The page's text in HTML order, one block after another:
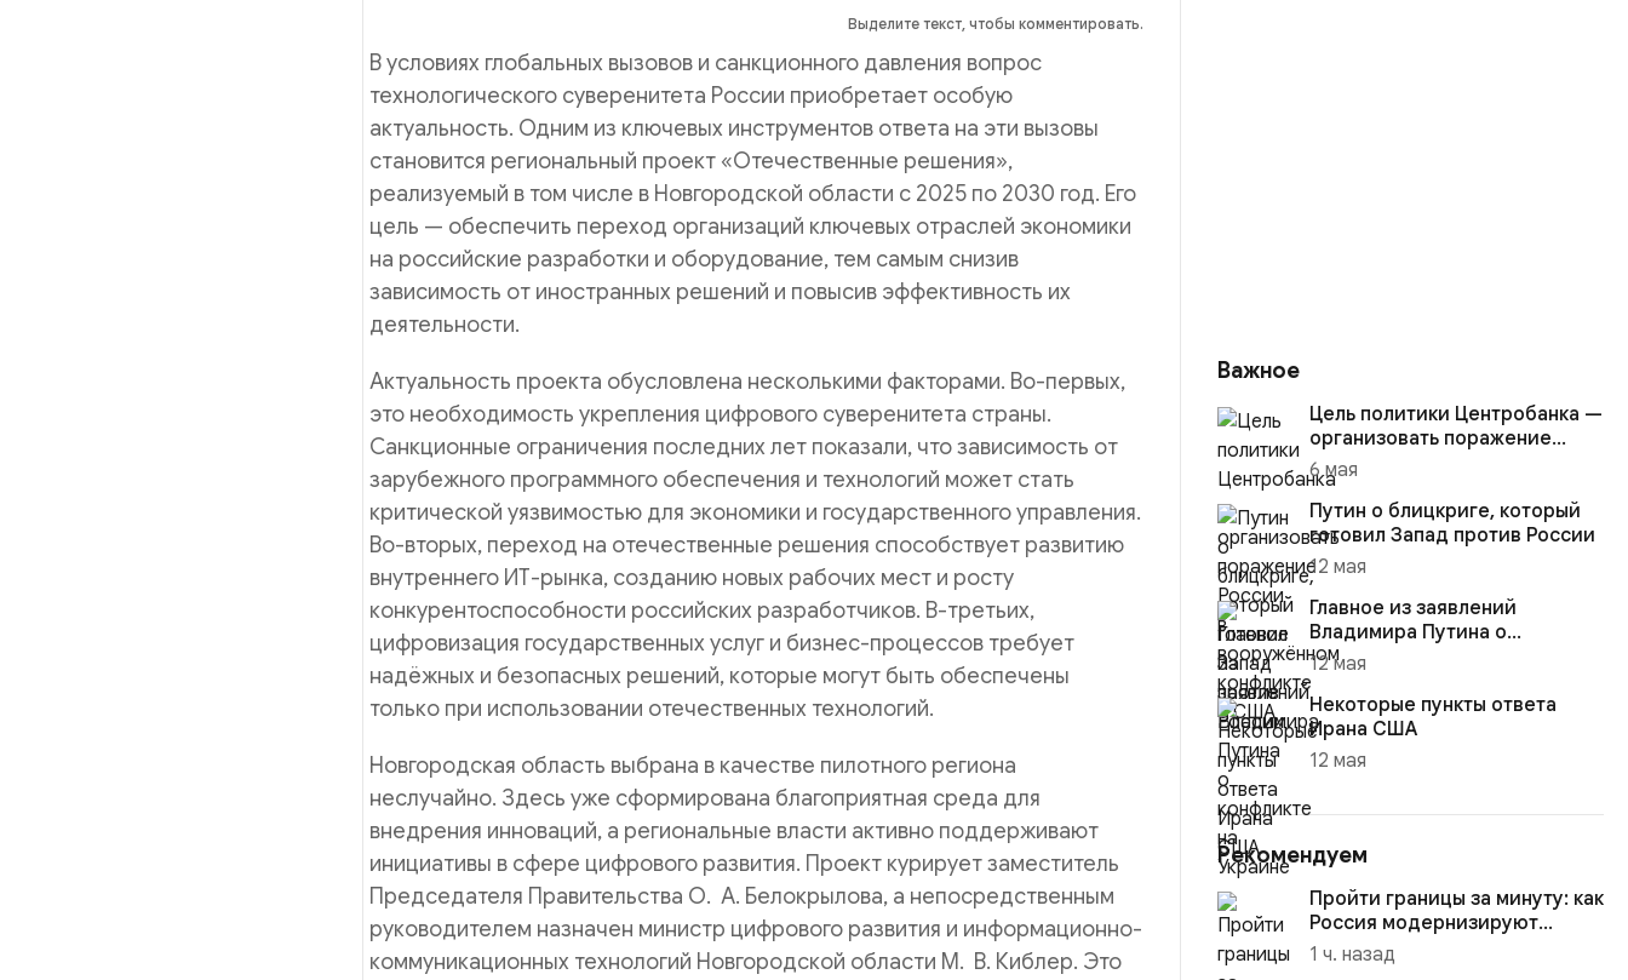
Выделите текст, чтобы комментировать.
В условиях глобальных вызовов и санкционного давления вопрос
технологического суверенитета России приобретает особую
актуальность. Одним из ключевых инструментов ответа на эти вызовы
становится региональный проект «Отечественные решения»,
реализуемый в том числе в Новгородской области с 2025 по 2030 год. Его
цель — обеспечить переход организаций ключевых отраслей экономики
на российские разработки и оборудование, тем самым снизив
зависимость от иностранных решений и повысив эффективность их
деятельности.
Актуальность проекта обусловлена несколькими факторами. Во-первых,
это необходимость укрепления цифрового суверенитета страны.
Санкционные ограничения последних лет показали, что зависимость от
зарубежного программного обеспечения и технологий может стать
критической уязвимостью для экономики и государственного управления.
Во-вторых, переход на отечественные решения способствует развитию
внутреннего ИТ-рынка, созданию новых рабочих мест и росту
конкурентоспособности российских разработчиков. В-третьих,
цифровизация государственных услуг и бизнес-процессов требует
надёжных и безопасных решений, которые могут быть обеспечены
только при использовании отечественных технологий.
Новгородская область выбрана в качестве пилотного региона
неслучайно. Здесь уже сформирована благоприятная среда для
внедрения инноваций, а региональные власти активно поддерживают
инициативы в сфере цифрового развития. Проект курирует заместитель
Председателя Правительства О. А. Белокрылова, а непосредственным
руководителем назначен министр цифрового развития и информационно-
коммуникационных технологий Новгородской области М. В. Киблер. Это
Важное
Цель политики Центробанка —
организовать поражение
России в вооружённом
конфликте с США
6 мая
Путин о блицкриге, который
готовил Запад против России
12 мая
Главное из заявлений
Владимира Путина о
конфликте на Украине
12 мая
Некоторые пункты ответа
Ирана США
12 мая
Рекомендуем
Пройти границы за минуту: как
Россия модернизируют
пункты пропуска
1 ч. назад